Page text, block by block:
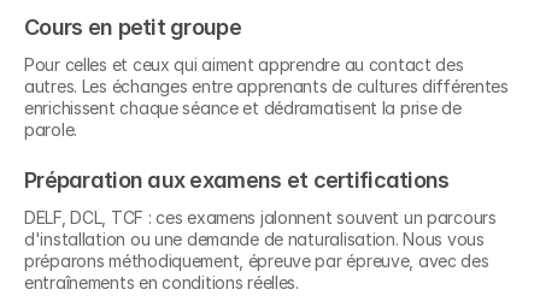
Cours en petit groupe
Pour celles et ceux qui aiment apprendre au contact des
autres. Les échanges entre apprenants de cultures différentes
enrichissent chaque séance et dédramatisent la prise de
parole.
Préparation aux examens et certifications
DELF, DCL, TCF : ces examens jalonnent souvent un parcours
d'installation ou une demande de naturalisation. Nous vous
préparons méthodiquement, épreuve par épreuve, avec des
entraînements en conditions réelles.